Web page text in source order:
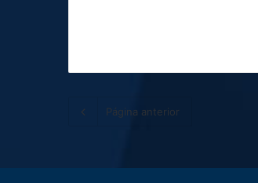
Página anterior